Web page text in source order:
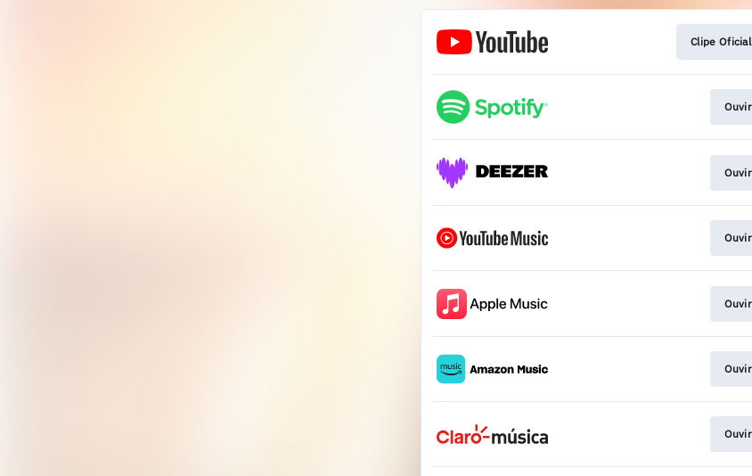
Clipe Oficial
Ouvir
Ouvir
Ouvir
Ouvir
Ouvir
Ouvir